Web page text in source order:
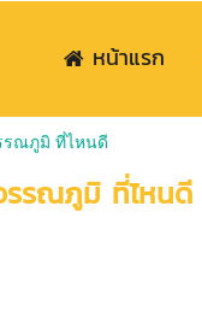
หน้าแรก
รณภูมิ ที่ไหนดี
รรณภูมิ ที่ไหนดี